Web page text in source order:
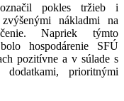
pokles tržieb i
nákladmi na
Napriek týmto
hospodárenie SFÚ
pozitívne a v súlade s
prioritnými